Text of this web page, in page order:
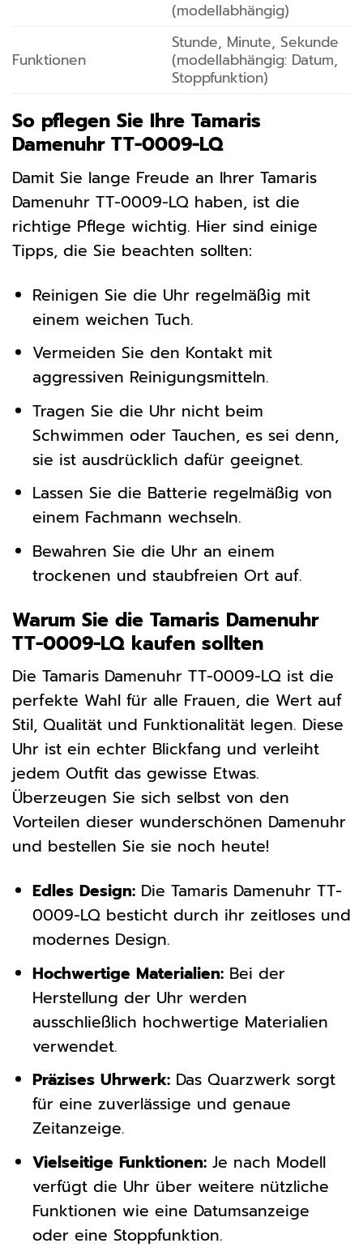
(modellabhängig)
Funktionen
Stunde, Minute, Sekunde
(modellabhängig: Datum,
Stoppfunktion)
So pflegen Sie Ihre Tamaris
Damenuhr TT-0009-LQ
Damit Sie lange Freude an Ihrer Tamaris
Damenuhr TT-0009-LQ haben, ist die
richtige Pflege wichtig. Hier sind einige
Tipps, die Sie beachten sollten:
Reinigen Sie die Uhr regelmäßig mit
einem weichen Tuch.
Vermeiden Sie den Kontakt mit
aggressiven Reinigungsmitteln.
Tragen Sie die Uhr nicht beim
Schwimmen oder Tauchen, es sei denn,
sie ist ausdrücklich dafür geeignet.
Lassen Sie die Batterie regelmäßig von
einem Fachmann wechseln.
Bewahren Sie die Uhr an einem
trockenen und staubfreien Ort auf.
Warum Sie die Tamaris Damenuhr
TT-0009-LQ kaufen sollten
Die Tamaris Damenuhr TT-0009-LQ ist die
perfekte Wahl für alle Frauen, die Wert auf
Stil, Qualität und Funktionalität legen. Diese
Uhr ist ein echter Blickfang und verleiht
jedem Outfit das gewisse Etwas.
Überzeugen Sie sich selbst von den
Vorteilen dieser wunderschönen Damenuhr
und bestellen Sie sie noch heute!
Edles Design:Die Tamaris Damenuhr TT-
0009-LQ besticht durch ihr zeitloses und
modernes Design.
Hochwertige Materialien:Bei der
Herstellung der Uhr werden
ausschließlich hochwertige Materialien
verwendet.
Präzises Uhrwerk:Das Quarzwerk sorgt
für eine zuverlässige und genaue
Zeitanzeige.
Vielseitige Funktionen:Je nach Modell
verfügt die Uhr über weitere nützliche
Funktionen wie eine Datumsanzeige
oder eine Stoppfunktion.